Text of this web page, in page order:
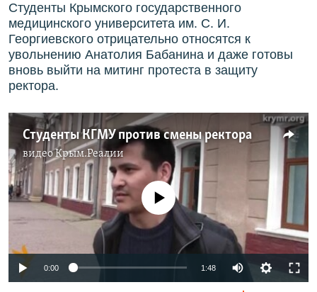
Студенты Крымского государственного
медицинского университета им. С. И.
Георгиевского отрицательно относятся к
увольнению Анатолия Бабанина и даже готовы
вновь выйти на митинг протеста в защиту
ректора.
Студенты КГМУ против смены ректора
видеоКрым.Реалии
No media source currently available
0:00 1:48